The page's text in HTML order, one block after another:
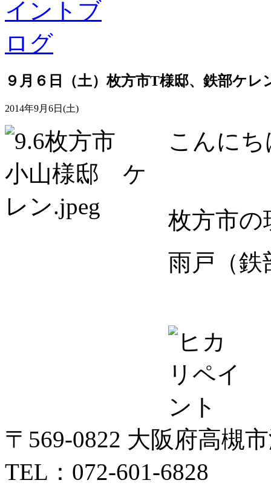
９月６日（土）枚方市T様邸、鉄部ケレ
2014年9月6日(土)
こんに
枚方市の
雨戸（鉄
〒569-0822 大阪府高槻
TEL：072-601-6828